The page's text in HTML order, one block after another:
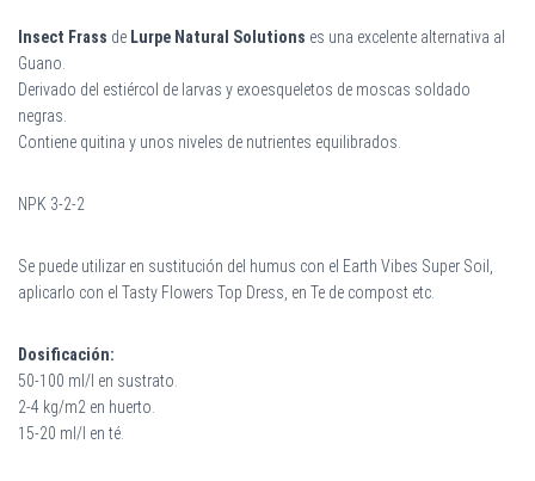
Insect Frass de Lurpe Natural Solutions es una excelente alternativa al
Guano.
Derivado del estiércol de larvas y exoesqueletos de moscas soldado
negras.
Contiene quitina y unos niveles de nutrientes equilibrados.
NPK 3-2-2
Se puede utilizar en sustitución del humus con el Earth Vibes Super Soil,
aplicarlo con el Tasty Flowers Top Dress, en Te de compost etc.
Dosificación:
50-100 ml/l en sustrato.
2-4 kg/m2 en huerto.
15-20 ml/l en té.